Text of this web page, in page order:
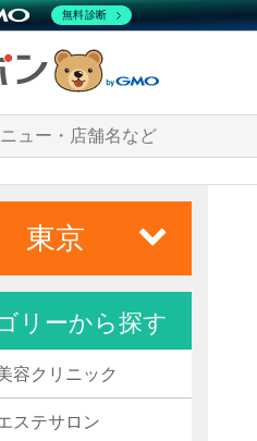
東京
リーから探す
容クリニック
ステサロン
無料診断